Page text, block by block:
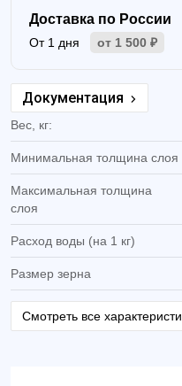
Доставка по России
От 1 дня от 1 500 ₽
Документация
Вес, кг:
Минимальная толщина слоя
Максимальная толщина
слоя
Расход воды (на 1 кг)
Размер зерна
Смотреть все